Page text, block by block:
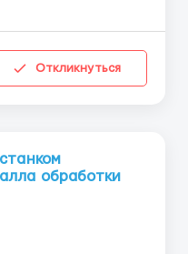
в своей области.
деятельности,
расположенных в Финляндии. В наст...
Откликнуться
обработки